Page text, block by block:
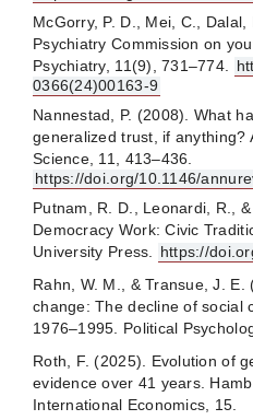
McGorry, P. D., Mei, C.,
Psychiatry Commission on
Psychiatry, 11(9), 731–774.
0366(24)00163-9
Nannestad, P. (2008). What
generalized trust, if anything?
Science, 11, 413–436.
https://doi.org/10.1146/
Putnam, R. D., Leonardi, R.,
Democracy Work: Civic
University Press.
https://
Rahn, W. M., & Transue, J.
change: The decline of social
1976–1995. Political
Roth, F. (2025). Evolution of
evidence over 41 years.
International Economics, 15.